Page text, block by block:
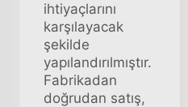
ihtiyaçlarını
karşılayacak
şekilde
yapılandırılmıştır.
Fabrikadan
doğrudan satış,